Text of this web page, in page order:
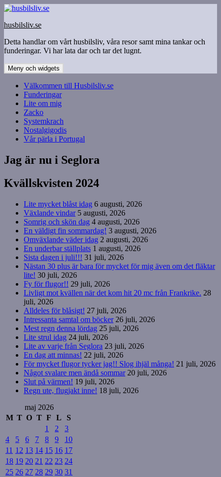
Hoppa
innehåll
husbilsliv.se
Detta handlar om vårt husbilsliv, våra resor samt mina tankar och
funderingar. Vi har lata dar och tar det lugnt.
Meny och widgets
Välkommen till Husbilsliv.se
Funderingar
Lite om mig
Zacko
Systemkrach
Nostalgigodis
Vår pärla i Portugal
Jag är nu i Seglora
Kvällskvisten 2024
Lite mycket blåst idag 6 augusti, 2026
Växlande vindar 5 augusti, 2026
Somrig och skön dag 4 augusti, 2026
En väldigt fin sommardag! 3 augusti, 2026
Omväxlande väder idag 2 augusti, 2026
En underbar ställplats 1 augusti, 2026
Sista dagen i juli!!! 31 juli, 2026
Nästan 30 plus är bara för mycket för mig även om det fläktar
lite! 30 juli, 2026
Fy för flugor!! 29 juli, 2026
Livligt mot kvällen när det kom hit 20 mc från Frankrike. 28
juli, 2026
Alldeles för blåsigt! 27 juli, 2026
Intressanta samtal om böcker 26 juli, 2026
Mest regn denna lördag 25 juli, 2026
Lite strul idag 24 juli, 2026
Lite av varje från Seglora 23 juli, 2026
En dag att minnas! 22 juli, 2026
För mycket flugor tycker jag!! Slog ihjäl många! 21 juli, 2026
Något svalare men ändå sommar 20 juli, 2026
Slut på värmen! 19 juli, 2026
Regn ute, flugjakt inne! 18 juli, 2026
maj 2026
M T O T F L
S
1
2
3
4
5 6 7 8 9
10
11 12 13 14 15 16 17
18 19 20 21 22 23 24
25 26 27 28 29 30 31